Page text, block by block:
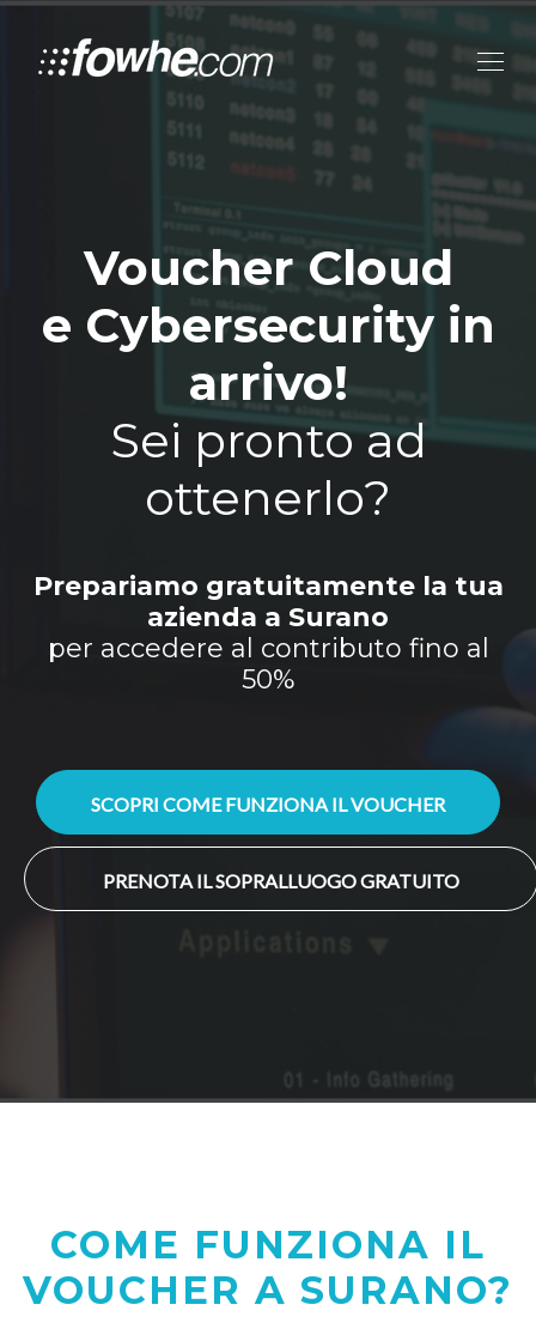
Voucher Cloud
e Cybersecurity in
arrivo!
Sei pronto ad
ottenerlo?
Prepariamo gratuitamente la tua
azienda a Surano
per accedere al contributo fino al
50%
SCOPRI COME FUNZIONA IL VOUCHER
PRENOTA IL SOPRALLUOGO GRATUITO
COME FUNZIONA IL
VOUCHER A SURANO?